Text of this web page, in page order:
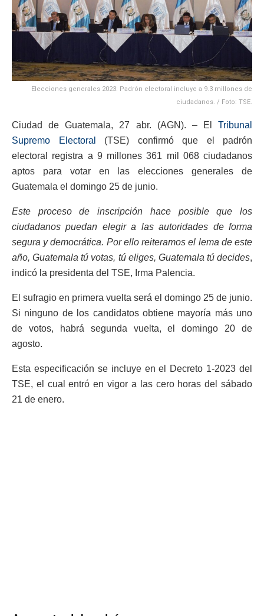
Elecciones generales 2023: Padrón electoral incluye a 9.3 millones de
ciudadanos. / Foto: TSE.
Ciudad de Guatemala, 27 abr. (AGN). – El Tribunal
Supremo Electoral
(TSE) confirmó que el padrón
electoral registra a 9 millones 361 mil 068 ciudadanos
aptos para votar en las elecciones generales de
Guatemala el domingo 25 de junio.
Este proceso de inscripción hace posible que los
ciudadanos puedan elegir a las autoridades de forma
segura y democrática. Por ello reiteramos el lema de este
año, Guatemala tú votas, tú eliges, Guatemala tú decides,
indicó la presidenta del TSE, Irma Palencia.
El sufragio en primera vuelta será el domingo 25 de junio.
Si ninguno de los candidatos obtiene mayoría más uno
de votos, habrá segunda vuelta, el domingo 20 de
agosto.
Esta especificación se incluye en el Decreto 1-2023 del
TSE, el cual entró en vigor a las cero horas del sábado
21 de enero.